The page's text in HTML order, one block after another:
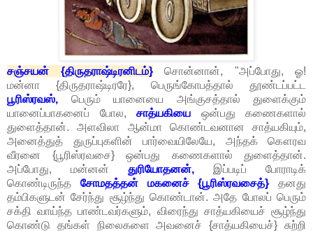
சஞ்சயன் {திருதராஷ்டிரனிடம்}சொன்னான், "அப்போது, ஓ!
மன்னா {திருதராஷ்டிரரே}, பெருங்கோபத்தால் தூண்டப்பட்ட
பூரிஸ்ரவஸ், பெரும் யானையை அங்குசத்தால் துளைக்கும்
யானைப்பாகனைப் போல, சாத்யகியை ஒன்பது கணைகளால்
துளைத்தான். அளவிலா ஆன்மா கொண்டவனான சாத்யகியும்,
அனைத்துத் துருப்புகளின் பார்வையிலேயே, அந்தக் கௌரவ
வீரனை {பூரிஸ்ரவசை} ஒன்பது கணைகளால் துளைத்தான்.
அப்போது, மன்னன் துரியோதனன், இப்படிப் போராடிக்
கொண்டிருந்த சோமதத்தன் மகனைச் {பூரிஸ்ரவசைத்} தனது
தம்பிகளுடன் சேர்ந்து சூழ்ந்து கொண்டான். அதே போலப் பெரும்
சக்தி வாய்ந்த பாண்டவர்களும், விரைந்து சாத்யகியைச் சூழ்ந்து
கொண்டு தங்கள் நிலைகளை அவனைச் {சாத்யகியைச்} சுற்றி